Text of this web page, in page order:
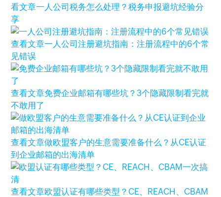
看文章一人公司税务怎么处理？税务申报避坑经验分
享
查看文章一人公司注册避坑指南：注册流程中的6个常
见错误
查看文章免费企业邮箱有哪些坑？3个隐藏限制看完就
不敢用了
查看文章做欧盟客户的生意需要准备什么？从CE认证
到企业邮箱的出海清单
查看文章欧盟认证有哪些类型？CE、REACH、CBAM